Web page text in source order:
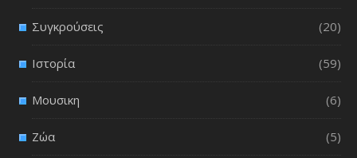
Συγκρούσεις (20)
Ιστορία (59)
Μουσικη (6)
Ζώα (5)